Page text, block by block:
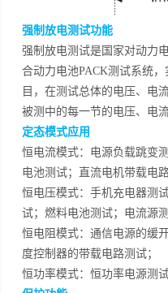
强制放电测试功能
强制放电测试是国家对动力
合动力电池PACK测试系统
目，在测试总体的电压、电
被测中的每一节的电压、电
定态模式应用
恒电流模式：电源负载跳变
电池测试；直流电机带载电路
恒电压模式：手机充电器测
试；燃料电池测试；电流源测
恒电阻模式：通信电源的缓
度控制器的带载电路测试；
恒功率模式：恒功率电源测